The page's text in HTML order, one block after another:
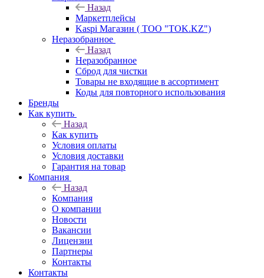
Назад
Маркетплейсы
Kaspi Магазин ( ТОО "TOK.KZ")
Неразобранное
Назад
Неразобранное
Сброд для чистки
Товары не входящие в ассортимент
Коды для повторного использования
Бренды
Как купить
Назад
Как купить
Условия оплаты
Условия доставки
Гарантия на товар
Компания
Назад
Компания
О компании
Новости
Вакансии
Лицензии
Партнеры
Контакты
Контакты